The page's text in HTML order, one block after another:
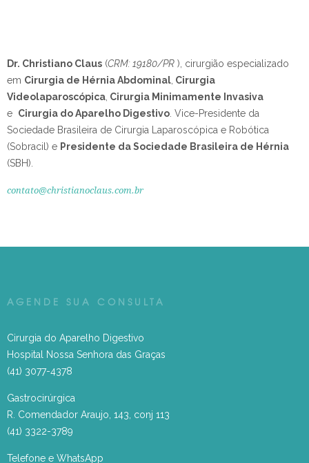
Dr. Christiano Claus (CRM: 19180/PR ), cirurgião especializado
em Cirurgia de Hérnia Abdominal Cirurgia
Videolaparoscópica Cirurgia Minimamente Invasiva
e Cirurgia do Aparelho Digestivo Vice-Presidente da
Sociedade Brasileira de Cirurgia Laparoscópica e Robótica
(Sobracil) e Presidente da Sociedade Brasileira de Hérnia
(SBH).
contato@christianoclaus.com.br
AGENDE SUA CONSULTA
Cirurgia do Aparelho Digestivo
Hospital Nossa Senhora das Graças
(41) 3077-4378
Gastrocirúrgica
R. Comendador Araujo, 143, conj 113
(41) 3322-3789
Telefone e WhatsApp